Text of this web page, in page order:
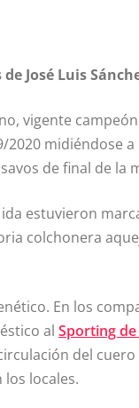
José Luis
vigente
2020
de final de
estuvieron
colchonera
En los
al Sporting
del
locales.